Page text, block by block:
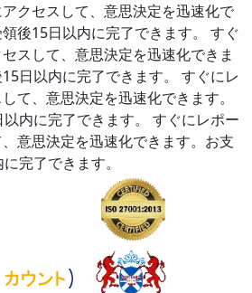
クセスして、意思決定を迅速化で
後15日以内に完了できます。
すぐ
スして、意思決定を迅速化できま
日以内に完了できます。
すぐにレ
て、意思決定を迅速化できます。
内に完了できます。
すぐにレポー
意思決定を迅速化できます。お支
完了できます。